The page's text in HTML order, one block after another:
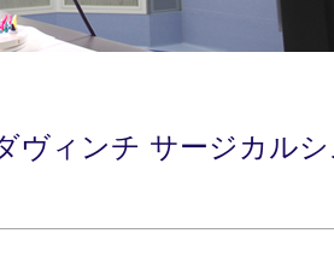
ヴィンチ サージカルシ